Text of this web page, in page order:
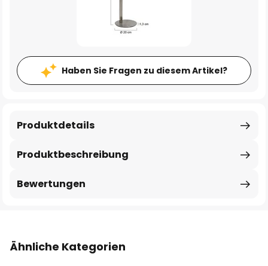
Haben Sie Fragen zu diesem Artikel?
Produktbeschreibung
Produktdetails
Bewertungen
Ähnliche Kategorien